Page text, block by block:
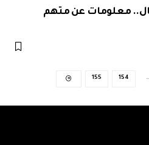
معلومات عن متهم
…
154
155